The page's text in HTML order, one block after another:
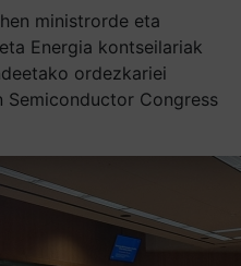
ministrorde eta
Energia kontseilariak
ordezkariei
Semiconductor Congress